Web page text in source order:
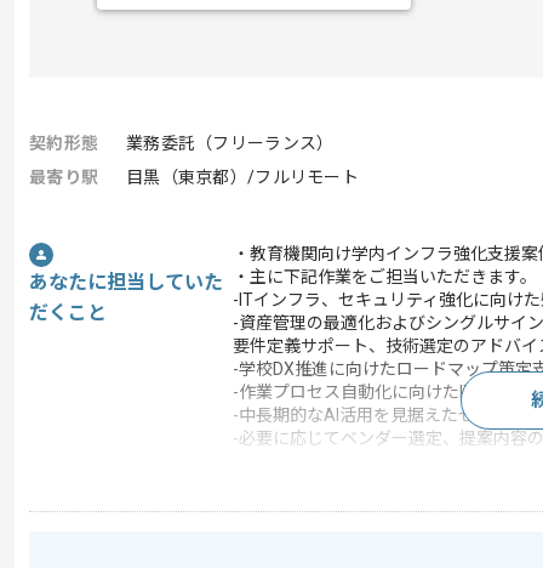
契約形態
業務委託（フリーランス）
最寄り駅
目黒（東京都）/フルリモート
あなたに担当していた
だくこと
・教育機関向け学内インフラ強化支援
・主に下記作業をご担当いただきます。
-ITインフラ、セキュリティ強化に向け
-資産管理の最適化およびシングルサイ
要件定義サポート、技術選定のアドバイ
-学校DX推進に向けたロードマップ策定
-作業プロセス自動化に向けたITインフ
-中長期的なAI活用を見据えたセキュア
-必要に応じてベンダー選定、提案内容